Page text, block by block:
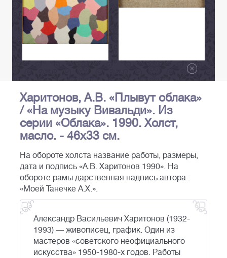
Харитонов, А.В. «Плывут облака»
/ «На музыку Вивальди». Из
серии «Облака». 1990. Холст,
масло. - 46х33 см.
На обороте холста название работы, размеры,
дата и подпись «А.В. Харитонов 1990». На
обороте рамы дарственная надпись автора :
«Моей Танечке А.Х.».
Александр Васильевич Харитонов (1932-
1993) — живописец, график. Один из
мастеров «советского неофициального
искусства» 1950-1980-х годов. Работы